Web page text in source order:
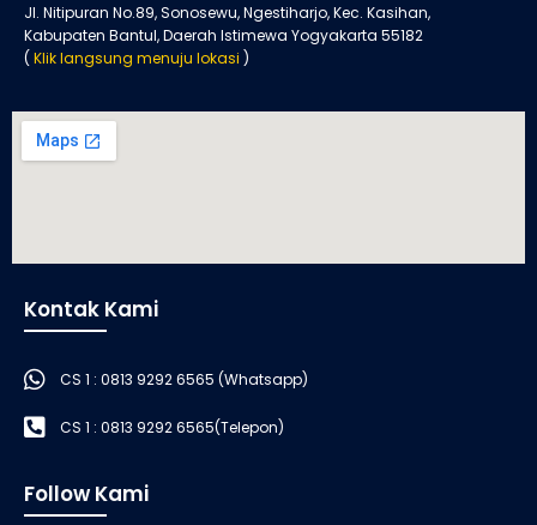
Jl. Nitipuran No.89, Sonosewu, Ngestiharjo, Kec. Kasihan,
Kabupaten Bantul, Daerah Istimewa Yogyakarta 55182
( Klik langsung menuju lokasi )
Kontak Kami
CS 1 : 0813 9292 6565 (Whatsapp)
CS 1 : 0813 9292 6565(Telepon)
Follow Kami